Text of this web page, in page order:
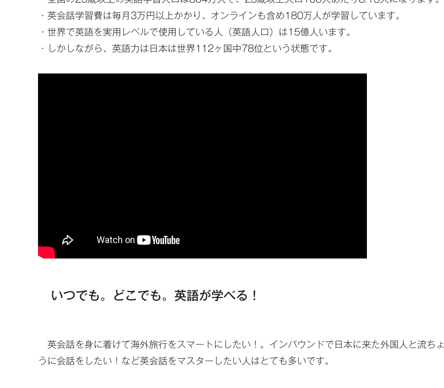
・英会話学習費は毎月3万円以上かかり、オンラインも含め180万人が学習しています。
・世界で英語を実用レベルで使用している人（英語人口）は15億人います。
・しかしながら、英語力は日本は世界112ヶ国中78位という状態です。
いつでも。どこでも。英語が学べる！
英会話を身に着けて海外旅行をスマートにしたい！。インバウンドで日本に来た外国人と流ちょ
うに会話をしたい！など英会話をマスターしたい人はとても多いです。